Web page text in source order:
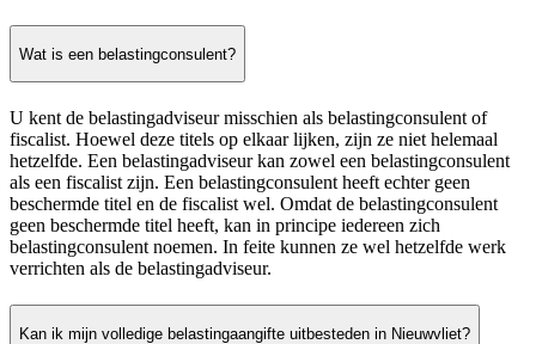
Wat is een belastingconsulent?
U kent de belastingadviseur misschien als belastingconsulent of
fiscalist. Hoewel deze titels op elkaar lijken, zijn ze niet helemaal
hetzelfde. Een belastingadviseur kan zowel een belastingconsulent
als een fiscalist zijn. Een belastingconsulent heeft echter geen
beschermde titel en de fiscalist wel. Omdat de belastingconsulent
geen beschermde titel heeft, kan in principe iedereen zich
belastingconsulent noemen. In feite kunnen ze wel hetzelfde werk
verrichten als de belastingadviseur.
Kan ik mijn volledige belastingaangifte uitbesteden in Nieuwvliet?